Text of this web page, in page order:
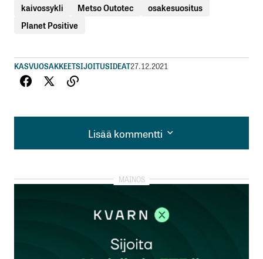
kaivossykli Metso Outotec
osakesuositus
Planet Positive
KASVUOSAKKEETSIJOITUSIDEAT27.12.2021
Lisää kommentti
Lisää kommentti
rekisteröityä